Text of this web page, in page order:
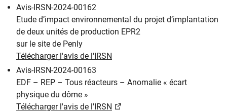
Avis-IRSN-2024-00162
Etude d’impact environnemental du projet d’implantation
de deux unités de production EPR2
sur le site de Penly
Télécharger l'avis de l'IRSN
Avis-IRSN-2024-00163
EDF – REP – Tous réacteurs – Anomalie « écart
physique du dôme »
Télécharger l'avis de l'IRSN